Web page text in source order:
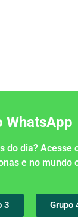
WhatsApp
dia? Acesse
e no mundo
3 Grupo